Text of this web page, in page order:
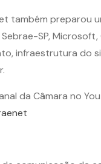
também preparou
SP,
infraestrutura do
da Câmara no